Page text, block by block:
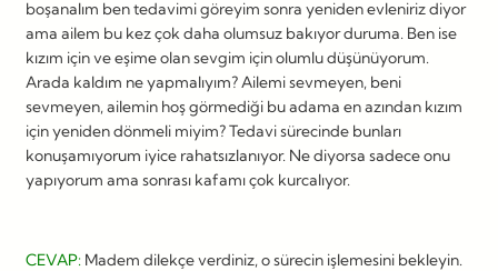
boşanalım ben tedavimi göreyim sonra yeniden evleniriz diyor
ama ailem bu kez çok daha olumsuz bakıyor duruma. Ben ise
kızım için ve eşime olan sevgim için olumlu düşünüyorum.
Arada kaldım ne yapmalıyım? Ailemi sevmeyen, beni
sevmeyen, ailemin hoş görmediği bu adama en azından kızım
için yeniden dönmeli miyim? Tedavi sürecinde bunları
konuşamıyorum iyice rahatsızlanıyor. Ne diyorsa sadece onu
yapıyorum ama sonrası kafamı çok kurcalıyor.
CEVAP: Madem dilekçe verdiniz, o sürecin işlemesini bekleyin.